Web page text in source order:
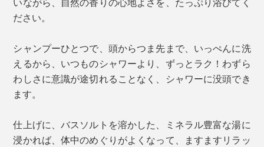
ださい。
シャンプーひとつで、頭からつま先まで、いっぺんに洗
えるから、いつものシャワーより、ずっとラク！わずら
わしさに意識が途切れることなく、シャワーに没頭でき
ます。
仕上げに、バスソルトを溶かした、ミネラル豊富な湯に
浸かれば、体中のめぐりがよくなって、ますますリラッ